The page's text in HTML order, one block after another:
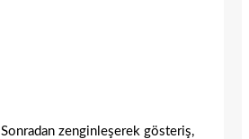
Sonradan zenginleşerek gösteriş,